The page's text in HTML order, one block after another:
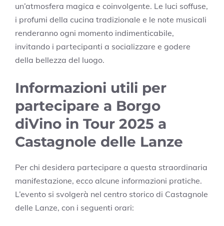
un’atmosfera magica e coinvolgente. Le luci soffuse,
i profumi della cucina tradizionale e le note musicali
renderanno ogni momento indimenticabile,
invitando i partecipanti a socializzare e godere
della bellezza del luogo.
Informazioni utili per
partecipare a Borgo
diVino in Tour 2025 a
Castagnole delle Lanze
Per chi desidera partecipare a questa straordinaria
manifestazione, ecco alcune informazioni pratiche.
L’evento si svolgerà nel centro storico di Castagnole
delle Lanze, con i seguenti orari: